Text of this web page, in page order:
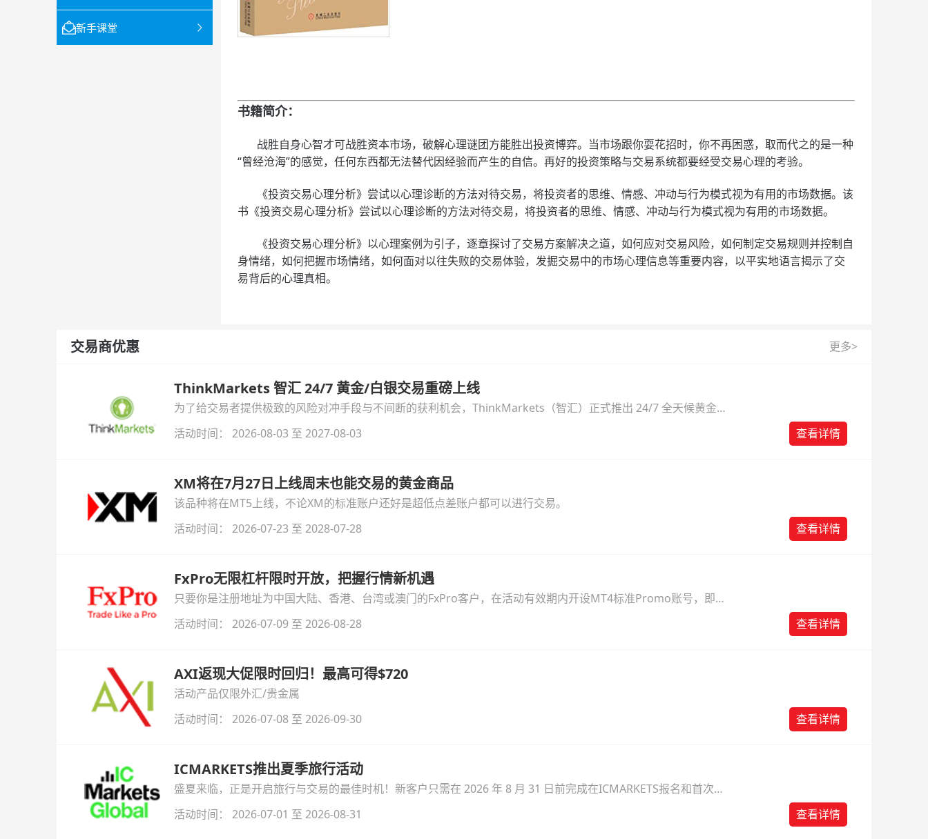
新手课堂
书籍简介：
战胜自身心智才可战胜资本市场，破解心理谜团方能胜出投资博弈。当市场跟你耍花招时，你不再困惑，取而代之的是一种
“曾经沧海”的感觉，任何东西都无法替代因经验而产生的自信。再好的投资策略与交易系统都要经受交易心理的考验。
《投资交易心理分析》尝试以心理诊断的方法对待交易，将投资者的思维、情感、冲动与行为模式视为有用的市场数据。该
书《投资交易心理分析》尝试以心理诊断的方法对待交易，将投资者的思维、情感、冲动与行为模式视为有用的市场数据。
《投资交易心理分析》以心理案例为引子，逐章探讨了交易方案解决之道，如何应对交易风险，如何制定交易规则并控制自
身情绪，如何把握市场情绪，如何面对以往失败的交易体验，发掘交易中的市场心理信息等重要内容，以平实地语言揭示了交
易背后的心理真相。
交易商优惠 更多>
ThinkMarkets 智汇 24/7 黄金/白银交易重磅上线
为了给交易者提供极致的风险对冲手段与不间断的获利机会，ThinkMarkets（智汇）正式推出 24/7 全天候黄金
与白银交易！本文将为您详细拆解本次升级的核心交易品种、杠杆配置、支持软件及交易细则。
活动时间： 2026-08-03 至 2027-08-03 查看详情
XM将在7月27日上线周末也能交易的黄金商品
该品种将在MT5上线，不论XM的标准账户还好是超低点差账户都可以进行交易。
活动时间： 2026-07-23 至 2028-07-28
查看详情
FxPro无限杠杆限时开放，把握行情新机遇
只要你是注册地址为中国大陆、香港、台湾或澳门的FxPro客户，在活动有效期内开设MT4标准Promo账号，即可
自动解锁无限倍杠杆福利，无需额外复杂操作。
活动时间： 2026-07-09 至 2026-08-28 查看详情
AXI返现大促限时回归！最高可得$720
活动产品仅限外汇/贵金属
活动时间： 2026-07-08 至 2026-09-30
查看详情
ICMARKETS推出夏季旅行活动
盛夏来临，正是开启旅行与交易的最佳时机！新客户只需在 2026 年 8 月 31 日前完成在ICMARKETS报名和首次入
金即可参与！
活动时间： 2026-07-01 至 2026-08-31 查看详情